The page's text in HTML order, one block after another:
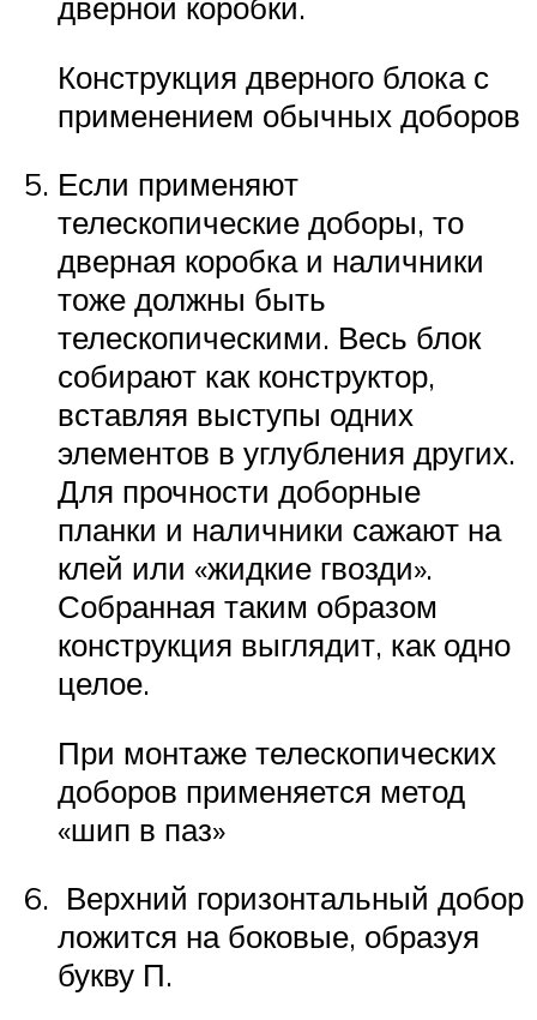
Конструкция дверного блока с
применением обычных доборов
Если применяют
телескопические доборы, то
дверная коробка и наличники
тоже должны быть
телескопическими. Весь блок
собирают как конструктор,
вставляя выступы одних
элементов в углубления других.
Для прочности доборные
планки и наличники сажают на
клей или «жидкие гвозди».
Собранная таким образом
конструкция выглядит, как одно
целое.
При монтаже телескопических
доборов применяется метод
«шип в паз»
Верхний горизонтальный добор
ложится на боковые, образуя
букву П.